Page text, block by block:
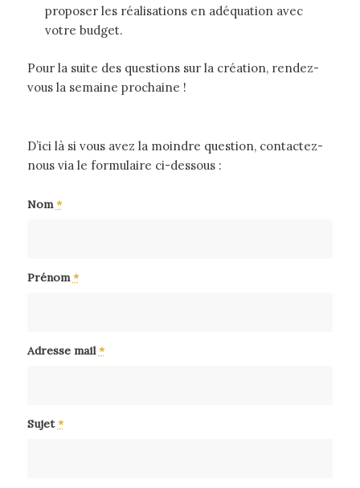
proposer les réalisations en adéquation avec
votre budget.
Pour la suite des questions sur la création, rendez-
vous la semaine prochaine !
D’ici là si vous avez la moindre question, contactez-
nous via le formulaire ci-dessous :
Nom*
Prénom*
Adresse mail*
Sujet*